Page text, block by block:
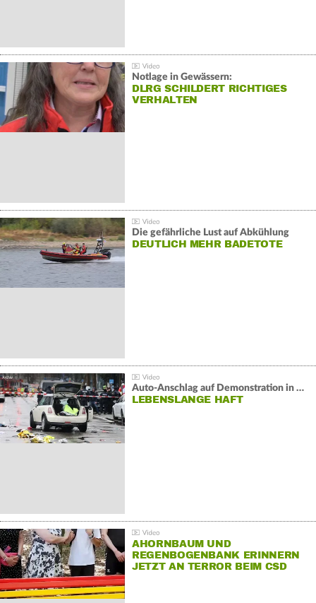
Notlage in Gewässern:
DLRG SCHILDERT RICHTIGES
VERHALTEN
Die gefährliche Lust auf Abkühlung
DEUTLICH MEHR BADETOTE
Auto-Anschlag auf Demonstration in München:
LEBENSLANGE HAFT
AHORNBAUM UND
REGENBOGENBANK ERINNERN
JETZT AN TERROR BEIM CSD